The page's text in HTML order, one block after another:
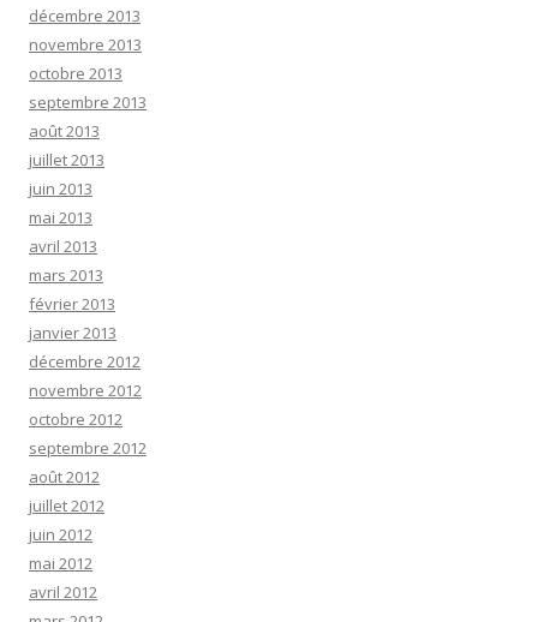
décembre 2013
novembre 2013
octobre 2013
septembre 2013
août 2013
juillet 2013
juin 2013
mai 2013
avril 2013
mars 2013
février 2013
janvier 2013
décembre 2012
novembre 2012
octobre 2012
septembre 2012
août 2012
juillet 2012
juin 2012
mai 2012
avril 2012